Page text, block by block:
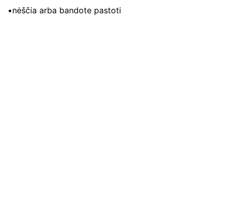
•nėščia arba bandote pastoti